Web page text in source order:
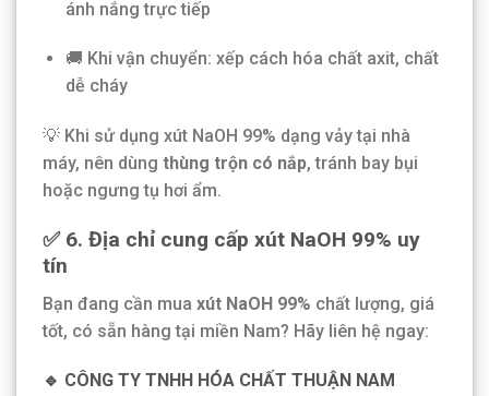
ánh nắng trực tiếp
🚚 Khi vận chuyển: xếp cách hóa chất axit, chất
dễ cháy
💡 Khi sử dụng xút NaOH 99% dạng vảy tại nhà
máy, nên dùng thùng trộn có nắp, tránh bay bụi
hoặc ngưng tụ hơi ẩm.
✅ 6. Địa chỉ cung cấp xút NaOH 99% uy
tín
Bạn đang cần mua xút NaOH 99% chất lượng, giá
tốt, có sẵn hàng tại miền Nam? Hãy liên hệ ngay:
🔹 CÔNG TY TNHH HÓA CHẤT THUẬN NAM